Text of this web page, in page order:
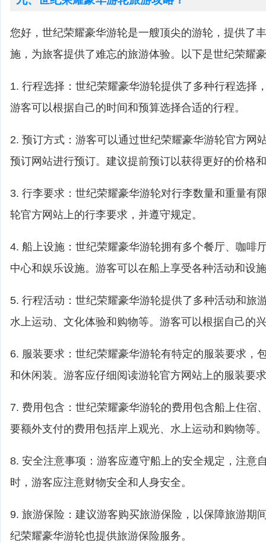
您好，世纪荣耀豪华游轮是一艘顶尖的游轮，提供了
施，为旅客提供了难忘的旅游体验。以下是世纪荣耀
1. 行程选择：世纪荣耀豪华游轮提供了多种行程选择
游客可以根据自己的时间和预算选择合适的行程。
2. 预订方式：游客可以通过世纪荣耀豪华游轮官方网
预订网站进行预订。建议提前预订以获得更好的价格
3. 行李要求：世纪荣耀豪华游轮对行李数量和重量有
轮官方网站上的行李要求，并遵守规定。
4. 船上设施：世纪荣耀豪华游轮拥有多个餐厅、咖啡
中心和娱乐设施。游客可以在船上享受各种活动和设
5. 行程活动：世纪荣耀豪华游轮提供了多种活动和旅
水上运动、文化体验和购物等。游客可以根据自己的
6. 服装要求：世纪荣耀豪华游轮有特定的服装要求，
和休闲装。游客应仔细阅读游轮官方网站上的服装要
7. 费用包含：世纪荣耀豪华游轮的费用包含船上住宿
要额外支付的费用包括岸上观光、水上运动和购物等。
8. 安全注意事项：游客应遵守船上的安全规定，注意
时，游客应注意财物安全和人身安全。
9. 旅游保险：建议游客购买旅游保险，以保障旅游期
纪荣耀豪华游轮也提供旅游保险服务。